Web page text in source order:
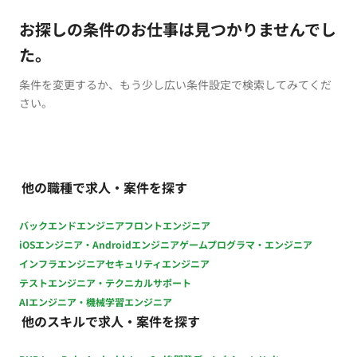
お探しの条件のお仕事は見つかりませんでし
た。
条件を変更するか、もう少し広い条件設定で検索してみてくだ
さい。
他の職種で求人・案件を探す
バックエンドエンジニアフロントエンジニア
iOSエンジニア・Androidエンジニアゲームプログラマ・エンジニア
インフラエンジニアセキュリティエンジニア
テストエンジニア・テクニカルサポート
AIエンジニア・機械学習エンジニア
他のスキルで求人・案件を探す